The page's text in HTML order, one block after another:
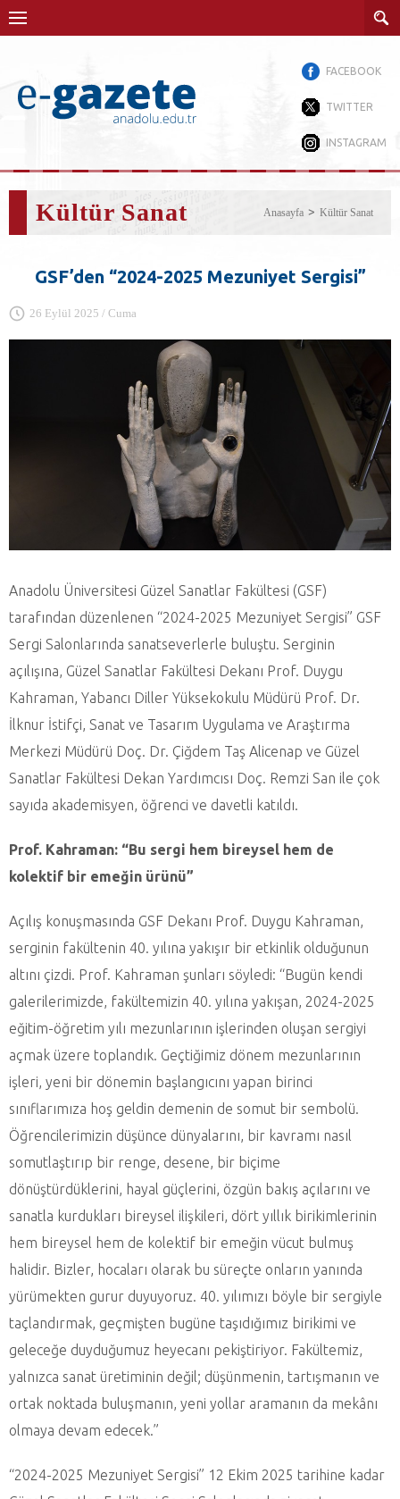
FACEBOOK
TWITTER
INSTAGRAM
Kültür Sanat Anasayfa Kültür Sanat
GSF’den “2024-2025 Mezuniyet Sergisi”
26 Eylül 2025 / Cuma
Anadolu Üniversitesi Güzel Sanatlar Fakültesi (GSF)
tarafından düzenlenen “2024-2025 Mezuniyet Sergisi” GSF
Sergi Salonlarında sanatseverlerle buluştu. Serginin
açılışına, Güzel Sanatlar Fakültesi Dekanı Prof. Duygu
Kahraman, Yabancı Diller Yüksekokulu Müdürü Prof. Dr.
İlknur İstifçi, Sanat ve Tasarım Uygulama ve Araştırma
Merkezi Müdürü Doç. Dr. Çiğdem Taş Alicenap ve Güzel
Sanatlar Fakültesi Dekan Yardımcısı Doç. Remzi San ile çok
sayıda akademisyen, öğrenci ve davetli katıldı.
Prof. Kahraman: “Bu sergi hem bireysel hem de
kolektif bir emeğin ürünü”
Açılış konuşmasında GSF Dekanı Prof. Duygu Kahraman,
serginin fakültenin 40. yılına yakışır bir etkinlik olduğunun
altını çizdi. Prof. Kahraman şunları söyledi: “Bugün kendi
galerilerimizde, fakültemizin 40. yılına yakışan, 2024-2025
eğitim-öğretim yılı mezunlarının işlerinden oluşan sergiyi
açmak üzere toplandık. Geçtiğimiz dönem mezunlarının
işleri, yeni bir dönemin başlangıcını yapan birinci
sınıflarımıza hoş geldin demenin de somut bir sembolü.
Öğrencilerimizin düşünce dünyalarını, bir kavramı nasıl
somutlaştırıp bir renge, desene, bir biçime
dönüştürdüklerini, hayal güçlerini, özgün bakış açılarını ve
sanatla kurdukları bireysel ilişkileri, dört yıllık birikimlerinin
hem bireysel hem de kolektif bir emeğin vücut bulmuş
halidir. Bizler, hocaları olarak bu süreçte onların yanında
yürümekten gurur duyuyoruz. 40. yılımızı böyle bir sergiyle
taçlandırmak, geçmişten bugüne taşıdığımız birikimi ve
geleceğe duyduğumuz heyecanı pekiştiriyor. Fakültemiz,
yalnızca sanat üretiminin değil; düşünmenin, tartışmanın ve
ortak noktada buluşmanın, yeni yollar aramanın da mekânı
olmaya devam edecek.”
“2024-2025 Mezuniyet Sergisi” 12 Ekim 2025 tarihine kadar